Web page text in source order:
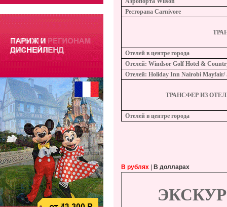
РесторанаCarnivore
Отелей в центре города
Отелей: Windsor Golf Hotel &
Отелей: Holiday Inn Nairobi Mayfair/
ТРАНСФЕР ИЗ
Отелей в центре города
В рублях В долларах